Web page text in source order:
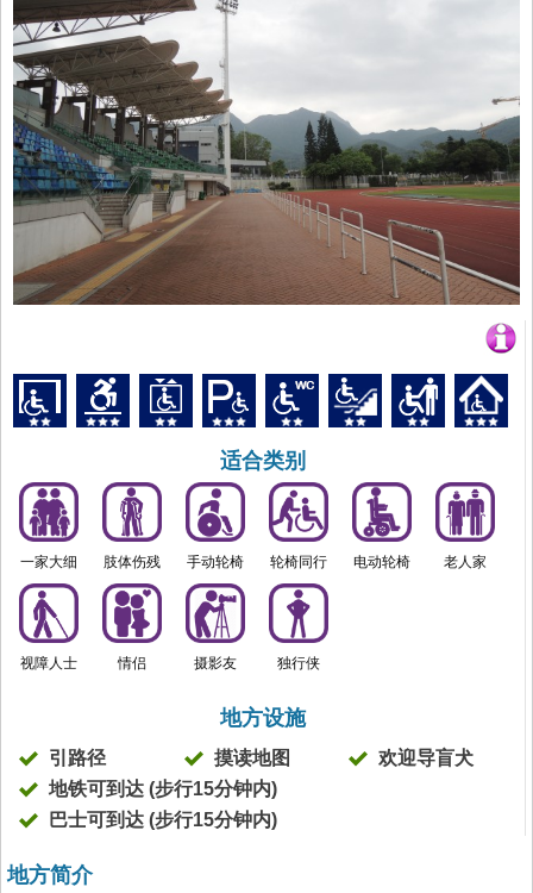
适合类别
一家大细 肢体伤残 手动轮椅 轮椅同行 电动轮椅 老人家
视障人士 情侣 摄影友 独行侠
地方设施
引路径 摸读地图
欢迎导盲犬
地铁可到达 (步行15分钟内)
巴士可到达 (步行15分钟内)
地方简介